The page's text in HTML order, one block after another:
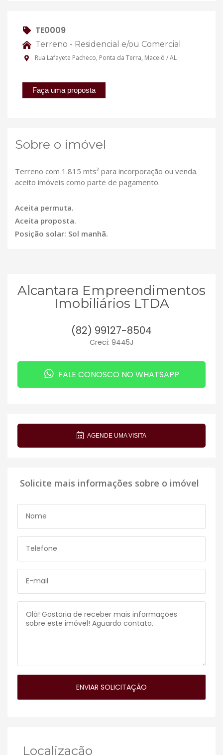
TE0009
Terreno - Residencial e/ou Comercial
Rua Lafayete Pacheco, Ponta da Terra, Maceió / AL
Faça uma proposta
Sobre o imóvel
Terreno com 1.815 mts² para incorporação ou venda.
aceito imóveis como parte de pagamento.
Aceita permuta.
Aceita proposta.
Posição solar: Sol manhã.
Alcantara Empreendimentos
Imobiliários LTDA
(82) 99127-8504
Creci: 9445J
FALE CONOSCO NO WHATSAPP
AGENDE UMA VISITA
Solicite mais informações sobre o imóvel
Localização